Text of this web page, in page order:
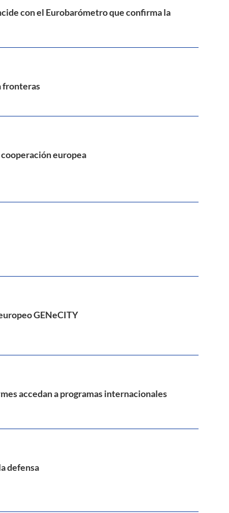
con el Eurobarómetro que confirma la
fronteras
europea
GENeCITY
accedan a programas internacionales
defensa